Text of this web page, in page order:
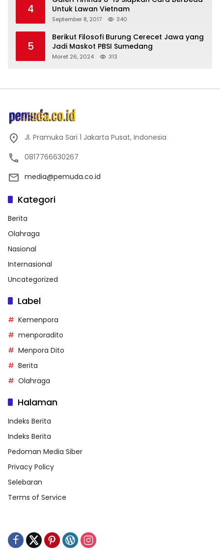
4
Untuk Lawan Vietnam
September 8, 2017 340
5
Berikut Filosofi Burung Cerecet Jawa yang
Jadi Maskot PBSI Sumedang
Maret 26, 2024 313
Jl. Pramuka Sari 1 Jakarta Pusat, Indonesia
0817766630267
media@pemuda.co.id
Kategori
Berita
Olahraga
Nasional
Internasional
Uncategorized
Label
Kemenpora
menporadito
Menpora Dito
Berita
Olahraga
Halaman
Indeks Berita
Indeks Berita
Pedoman Media Siber
Privacy Policy
Selebaran
Terms of Service